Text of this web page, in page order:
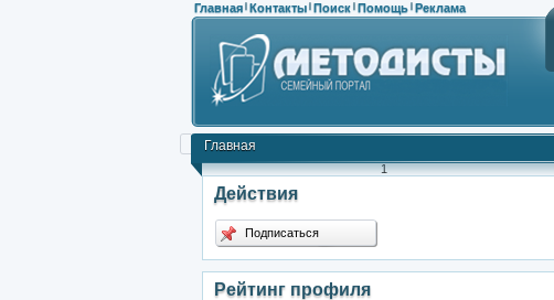
Главная | Контакты | Поиск | Помощь | Реклама
Главная
1
Действия
Подписаться
Рейтинг профиля